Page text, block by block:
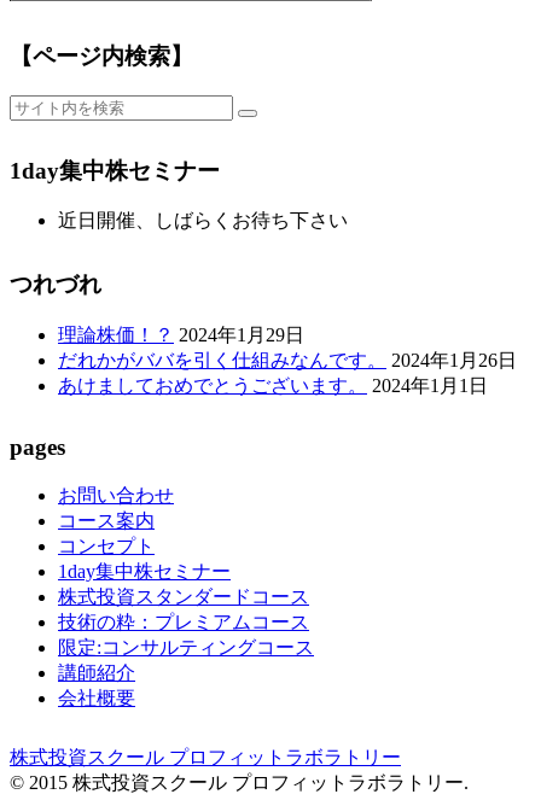
【ページ内検索】
1day集中株セミナー
近日開催、しばらくお待ち下さい
つれづれ
理論株価！？ 2024年1月29日
だれかがババを引く仕組みなんです。
2024年1月26日
あけましておめでとうございます。
2024年1月1日
pages
お問い合わせ
コース案内
コンセプト
1day集中株セミナー
株式投資スタンダードコース
技術の粋：プレミアムコース
限定:コンサルティングコース
講師紹介
会社概要
株式投資スクール プロフィットラボラトリー
© 2015 株式投資スクール プロフィットラボラトリー.